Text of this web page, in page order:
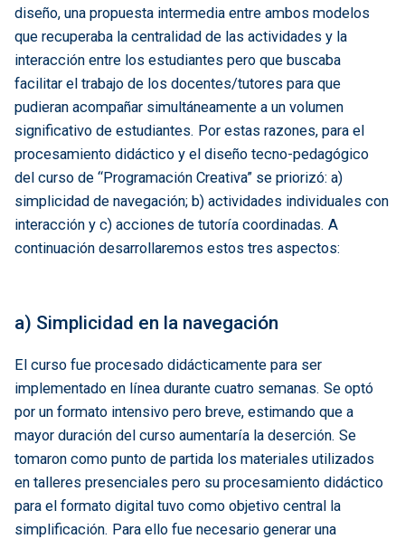
diseño, una propuesta intermedia entre ambos modelos
que recuperaba la centralidad de las actividades y la
interacción entre los estudiantes pero que buscaba
facilitar el trabajo de los docentes/tutores para que
pudieran acompañar simultáneamente a un volumen
significativo de estudiantes. Por estas razones, para el
procesamiento didáctico y el diseño tecno-pedagógico
del curso de “Programación Creativa” se priorizó: a)
simplicidad de navegación; b) actividades individuales con
interacción y c) acciones de tutoría coordinadas. A
continuación desarrollaremos estos tres aspectos:
a) Simplicidad en la navegación
El curso fue procesado didácticamente para ser
implementado en línea durante cuatro semanas. Se optó
por un formato intensivo pero breve, estimando que a
mayor duración del curso aumentaría la deserción. Se
tomaron como punto de partida los materiales utilizados
en talleres presenciales pero su procesamiento didáctico
para el formato digital tuvo como objetivo central la
simplificación. Para ello fue necesario generar una